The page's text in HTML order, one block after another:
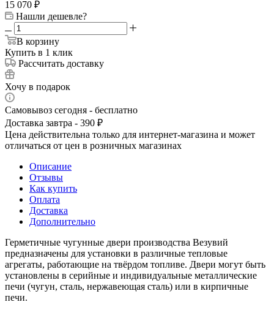
15 070 ₽
Нашли дешевле?
В корзину
Купить в 1 клик
Рассчитать доставку
Хочу в подарок
Самовывоз сегодня - бесплатно
Доставка завтра - 390 ₽
Цена действительна только для интернет-магазина и может
отличаться от цен в розничных магазинах
Описание
Отзывы
Как купить
Оплата
Доставка
Дополнительно
Герметичные чугунные двери производства Везувий
предназначены для установки в различные тепловые
агрегаты, работающие на твёрдом топливе. Двери могут быть
установлены в серийные и индивидуальные металлические
печи (чугун, сталь, нержавеющая сталь) или в кирпичные
печи.